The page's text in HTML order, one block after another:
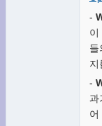
-
이
들
지
-
과
어